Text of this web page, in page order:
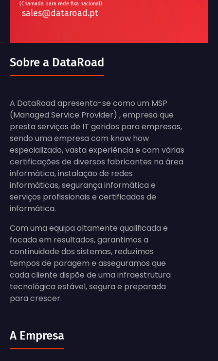
(Chamada para rede fixa nacional)
sales@dataroad.pt
Sobre a DataRoad
A DataRoad apresenta-se como um MSP
(Managed Service Provider) , empresa que
presta serviços de IT geridos para empresas,
sendo uma empresa com know how
especializado, vasta experiência e com várias
certificações de diversos fabricantes na área
informática, instalação de redes
informáticas, segurança informática e
serviços profissionais e certificados de
informática.
Com uma equipa altamente qualificada e
focada em resultados, garantimos a
continuidade dos sistemas, reduzimos
tempos de paragem e asseguramos que
cada cliente dispõe de uma infraestrutura
tecnológica estável, segura e preparada
para crescer.
A Empresa